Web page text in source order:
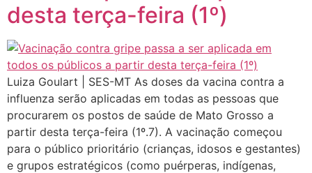
desta terça-feira (1º)
Luiza Goulart | SES-MT As doses da vacina contra a
influenza serão aplicadas em todas as pessoas que
procurarem os postos de saúde de Mato Grosso a
partir desta terça-feira (1º.7). A vacinação começou
para o público prioritário (crianças, idosos e gestantes)
e grupos estratégicos (como puérperas, indígenas,